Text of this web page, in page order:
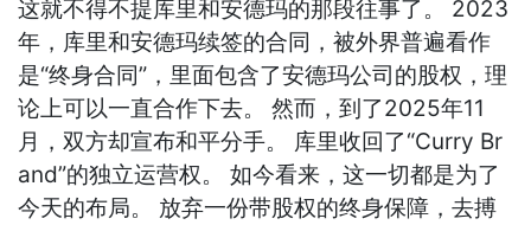
这就不得不提库里和安德玛的那段往事了。 2023
年，库里和安德玛续签的合同，被外界普遍看作
是“终身合同”，里面包含了安德玛公司的股权，理
论上可以一直合作下去。 然而，到了2025年11
月，双方却宣布和平分手。 库里收回了“Curry Br
and”的独立运营权。 如今看来，这一切都是为了
今天的布局。 放弃一份带股权的终身保障，去搏